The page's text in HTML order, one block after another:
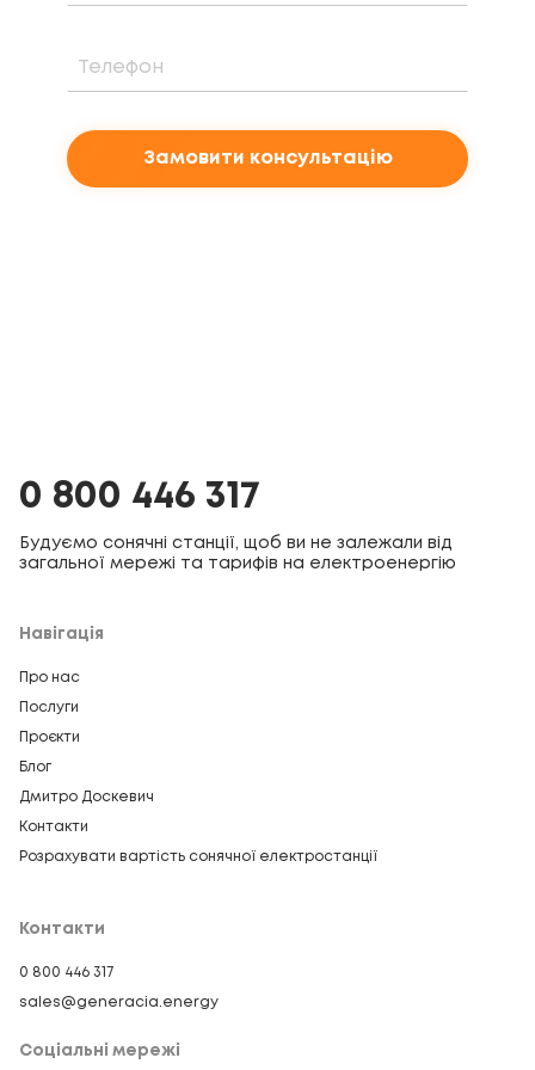
Замовити консультацію
0 800 446 317
Будуємо сонячні станції, щоб ви не залежали від
загальної мережі та тарифів на електроенергію
Навігація
Про нас
Послуги
Проєкти
Блог
Дмитро Доскевич
Контакти
Розрахувати вартість сонячної електростанції
Контакти
0 800 446 317
sales@generacia.energy
Соціальні мережі